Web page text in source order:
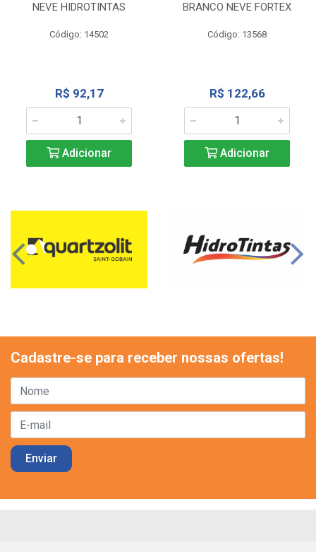
NEVE HIDROTINTAS
Código: 14502
R$ 92,17
Adicionar
BRANCO NEVE FORTEX
Código: 13568
R$ 122,66
Adicionar
Cadastre-se para receber nossas ofertas!